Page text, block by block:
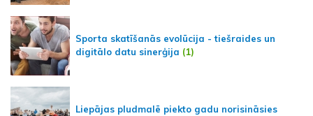
Sporta skatīšanās evolūcija - tiešraides un
digitālo datu sinerģija (1)
Liepājas pludmalē piekto gadu norisināsies